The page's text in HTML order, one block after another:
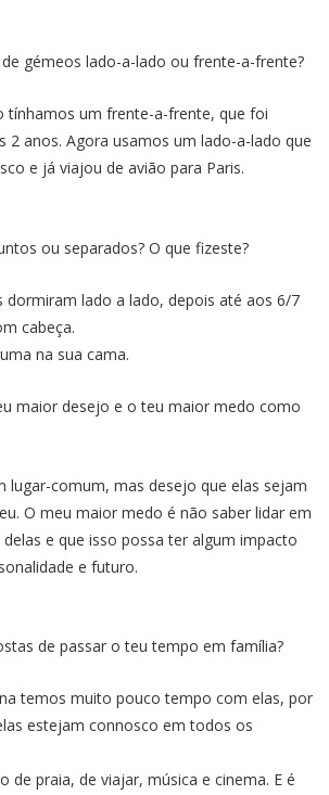
gémeos lado-a-lado ou frente-a-frente?
tínhamos um frente-a-frente, que foi
2 anos. Agora usamos um lado-a-lado que
e já viajou de avião para Paris.
ou separados? O que fizeste?
dormiram lado a lado, depois até aos 6/7
cabeça.
na sua cama.
maior desejo e o teu maior medo como
lugar-comum, mas desejo que elas sejam
O meu maior medo é não saber lidar em
e que isso possa ter algum impacto
e futuro.
de passar o teu tempo em família?
temos muito pouco tempo com elas, por
estejam connosco em todos os
de praia, de viajar, música e cinema. E é